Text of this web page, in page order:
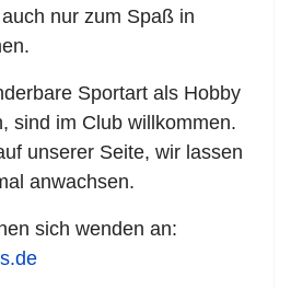
nur zum Spaß in
Sportart als Hobby
sind im Club willkommen.
unserer Seite, wir lassen
anwachsen.
sich wenden an: